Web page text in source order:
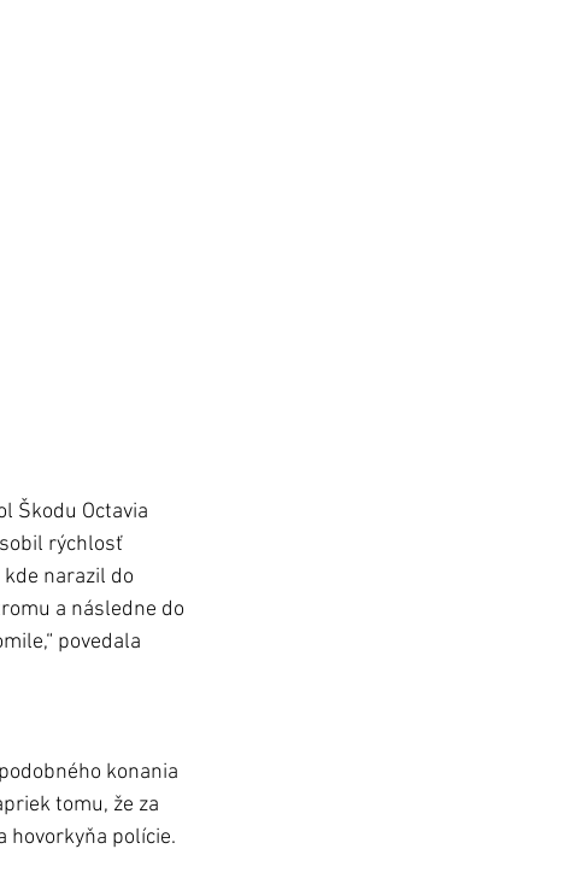
Škodu Octavia
rýchlosť
narazil do
a následne do
povedala
konania
tomu, že za
hovorkyňa polície.